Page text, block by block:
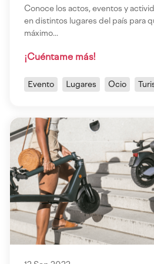
Conoce los actos, eventos y
en distintos lugares del país para
máximo...
¡Cuéntame más!
Evento Lugares Ocio